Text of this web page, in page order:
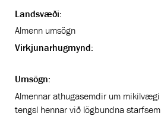
Landsvæði:
Almenn umsögn
Virkjunarhugmynd:
Umsögn:
Almennar athugasemdir um
tengsl hennar við lögbundna